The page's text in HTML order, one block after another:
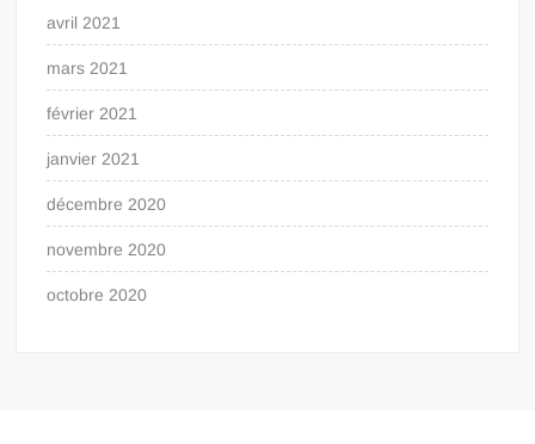
avril 2021
mars 2021
février 2021
janvier 2021
décembre 2020
novembre 2020
octobre 2020